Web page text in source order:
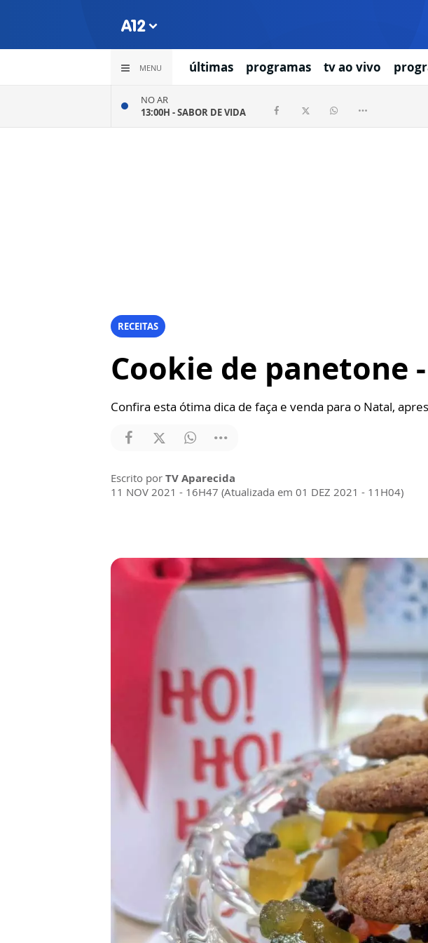
MENU últimas programas tv ao vivo
NO AR
13:00H -SABOR DE VIDA
RECEITAS
Cookie de panetone
Confira esta ótima dica de faça e venda para o Natal,
Escrito por TV Aparecida
11 NOV 2021 - 16H47 (Atualizada em 01 DEZ 2021 - 11H04)